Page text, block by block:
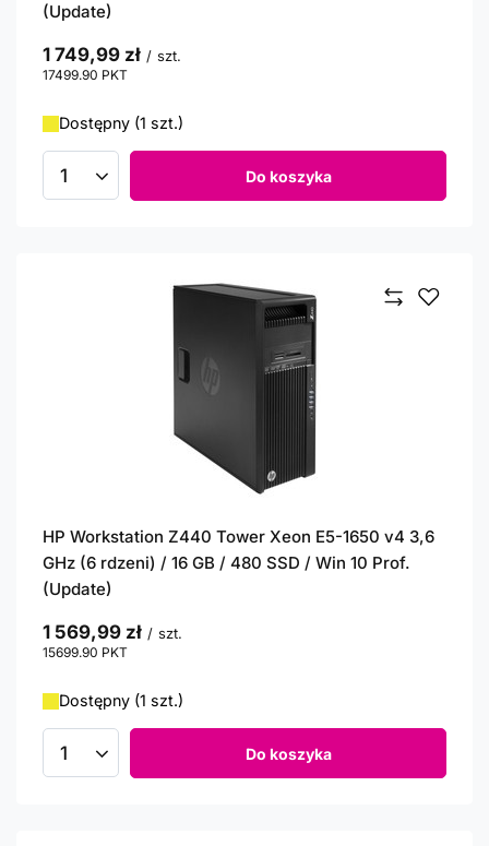
(Update)
1 749,99 zł / szt.
17499.90 PKT
Dostępny (1 szt.)
Ilość produktów Do koszyka
HP Workstation Z440 Tower Xeon E5-1650 v4 3,6
GHz (6 rdzeni) / 16 GB / 480 SSD / Win 10 Prof.
(Update)
1 569,99 zł / szt.
15699.90 PKT
Dostępny (1 szt.)
Ilość produktów Do koszyka